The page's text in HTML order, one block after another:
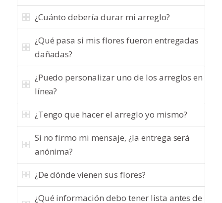
¿Cuánto debería durar mi arreglo?
¿Qué pasa si mis flores fueron entregadas
dañadas?
¿Puedo personalizar uno de los arreglos en
línea?
¿Tengo que hacer el arreglo yo mismo?
Si no firmo mi mensaje, ¿la entrega será
anónima?
¿De dónde vienen sus flores?
¿Qué información debo tener lista antes de